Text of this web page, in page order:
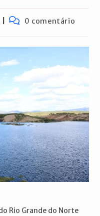
Comentários
0 comentário
Rio Grande do Norte